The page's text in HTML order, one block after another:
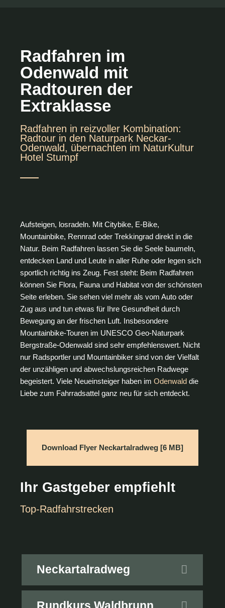
Radfahren im
Odenwald mit
Radtouren der
Extraklasse
Radfahren in reizvoller Kombination:
Radtour in den Naturpark Neckar-
Odenwald, übernachten im NaturKultur
Hotel Stumpf
Aufsteigen, losradeln. Mit Citybike, E-Bike,
Mountainbike, Rennrad oder Trekkingrad direkt in die
Natur. Beim Radfahren lassen Sie die Seele baumeln,
entdecken Land und Leute in aller Ruhe oder legen sich
sportlich richtig ins Zeug. Fest steht: Beim Radfahren
können Sie Flora, Fauna und Habitat von der schönsten
Seite erleben. Sie sehen viel mehr als vom Auto oder
Zug aus und tun etwas für Ihre Gesundheit durch
Bewegung an der frischen Luft. Insbesondere
Mountainbike-Touren im UNESCO Geo-Naturpark
Bergstraße-Odenwald sind sehr empfehlenswert. Nicht
nur Radsportler und Mountainbiker sind von der Vielfalt
der unzähligen und abwechslungsreichen Radwege
begeistert. Viele Neueinsteiger haben imOdenwalddie
Liebe zum Fahrradsattel ganz neu für sich entdeckt.
Download Flyer Neckartalradweg [6 MB]
Ihr Gastgeber empfiehlt
Top-Radfahrstrecken
Neckartalradweg